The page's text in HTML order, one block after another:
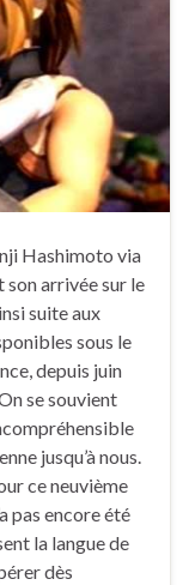
Hashimoto via
arrivée sur le
suite aux
sous le
depuis juin
se souvient
jusqu’à nous.
ce neuvième
pas encore été
la langue de
dès